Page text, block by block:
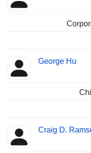
George Hu
Craig D.